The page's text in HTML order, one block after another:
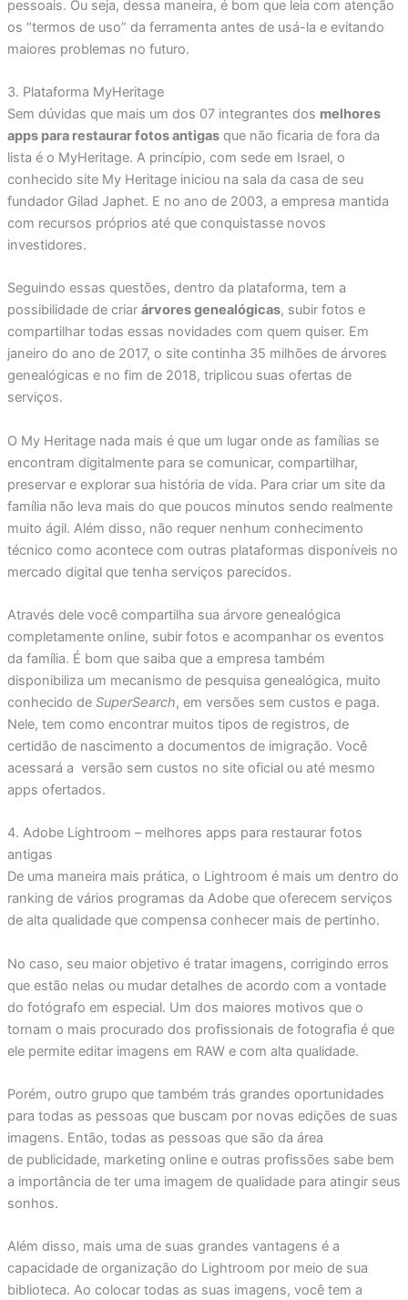
pessoais. Ou seja, dessa maneira, é bom que leia com atenção
os “termos de uso” da ferramenta antes de usá-la e evitando
maiores problemas no futuro.
3. Plataforma MyHeritage
Sem dúvidas que mais um dos 07 integrantes dos melhores
apps para restaurar fotos antigasque não ficaria de fora da
lista é o MyHeritage. A princípio, com sede em Israel, o
conhecido site My Heritage iniciou na sala da casa de seu
fundador Gilad Japhet. E no ano de 2003, a empresa mantida
com recursos próprios até que conquistasse novos
investidores.
Seguindo essas questões, dentro da plataforma, tem a
possibilidade de criar árvores genealógicas, subir fotos e
compartilhar todas essas novidades com quem quiser. Em
janeiro do ano de 2017, o site continha 35 milhões de árvores
genealógicas e no fim de 2018, triplicou suas ofertas de
serviços.
O My Heritage nada mais é que um lugar onde as famílias se
encontram digitalmente para se comunicar, compartilhar,
preservar e explorar sua história de vida. Para criar um site da
família não leva mais do que poucos minutos sendo realmente
muito ágil. Além disso, não requer nenhum conhecimento
técnico como acontece com outras plataformas disponíveis no
mercado digital que tenha serviços parecidos.
Através dele você compartilha sua árvore genealógica
completamente online, subir fotos e acompanhar os eventos
da família. É bom que saiba que a empresa também
disponibiliza um mecanismo de pesquisa genealógica, muito
conhecido de SuperSearch, em versões sem custos e paga.
Nele, tem como encontrar muitos tipos de registros, de
certidão de nascimento a documentos de imigração. Você
acessará a versão sem custos no site oficial ou até mesmo
apps ofertados.
4. Adobe Lightroom – melhores apps para restaurar fotos
antigas
De uma maneira mais prática, o Lightroom é mais um dentro do
ranking de vários programas da Adobe que oferecem serviços
de alta qualidade que compensa conhecer mais de pertinho.
No caso, seu maior objetivo é tratar imagens, corrigindo erros
que estão nelas ou mudar detalhes de acordo com a vontade
do fotógrafo em especial. Um dos maiores motivos que o
tornam o mais procurado dos profissionais de fotografia é que
ele permite editar imagens em RAW e com alta qualidade.
Porém, outro grupo que também trás grandes oportunidades
para todas as pessoas que buscam por novas edições de suas
imagens. Então, todas as pessoas que são da área
de publicidade, marketing online e outras profissões sabe bem
a importância de ter uma imagem de qualidade para atingir seus
sonhos.
Além disso, mais uma de suas grandes vantagens é a
capacidade de organização do Lightroom por meio de sua
biblioteca. Ao colocar todas as suas imagens, você tem a